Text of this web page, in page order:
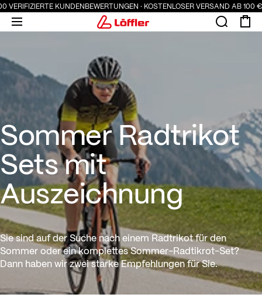
KUNDENBEWERTUNGEN · KOSTENLOSER VERSAND AB 100 €
Sommer Radtrikot Sets mit
Sommer Radtrikot
Sets mit
Auszeichnung
Sie sind auf der Suche nach einem Radtrikot für den
Sommer oder ein komplettes Sommer-Radtikrot-Set?
Dann haben wir zwei starke Empfehlungen für Sie.